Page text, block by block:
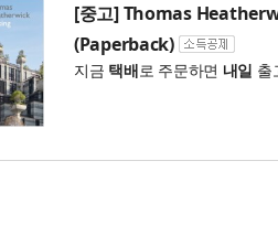
[중고] Thomas
(Paperback)
지금 택배로 주문하면 내일 출